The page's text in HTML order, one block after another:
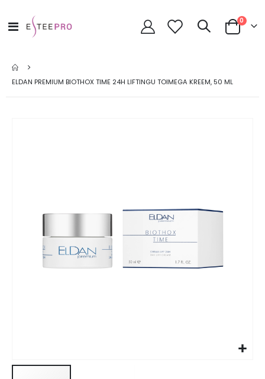
Toggle
Nav
Cart
0
ELDAN PREMIUM BIOTHOX TIME 24H LIFTINGU TOIMEGA KREEM, 50 ML